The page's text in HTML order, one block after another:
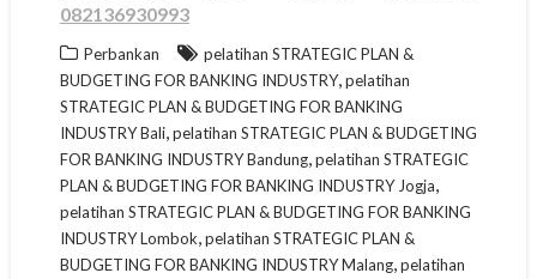
082136930993
Perbankan
pelatihan STRATEGIC PLAN &
BUDGETING FOR BANKING INDUSTRY, pelatihan
STRATEGIC PLAN & BUDGETING FOR BANKING
INDUSTRY Bali, pelatihan STRATEGIC PLAN & BUDGETING
FOR BANKING INDUSTRY Bandung, pelatihan STRATEGIC
PLAN & BUDGETING FOR BANKING INDUSTRY Jogja
pelatihan STRATEGIC PLAN & BUDGETING FOR BANKING
INDUSTRY Lombok pelatihan STRATEGIC PLAN &
BUDGETING FOR BANKING INDUSTRY Malang, pelatihan